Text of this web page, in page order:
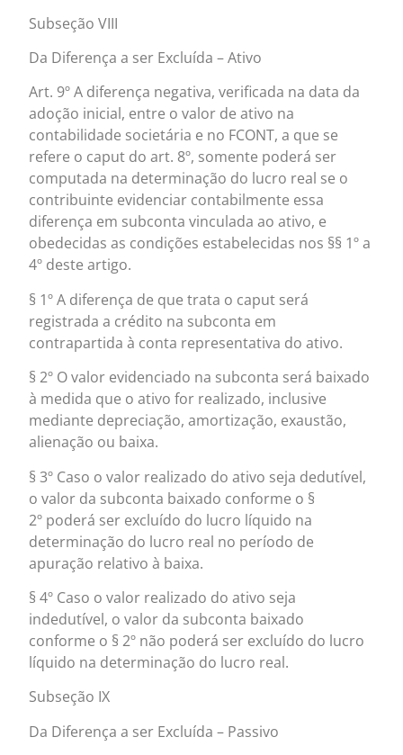
Subseção VIII
Da Diferença a ser Excluída – Ativo
Art. 9º A diferença negativa, verificada na data da
adoção inicial, entre o valor de ativo na
contabilidade societária e no FCONT, a que se
refere o caput do art. 8º, somente poderá ser
computada na determinação do lucro real se o
contribuinte evidenciar contabilmente essa
diferença em subconta vinculada ao ativo, e
obedecidas as condições estabelecidas nos §§ 1º a
4º deste artigo.
§ 1º A diferença de que trata o caput será
registrada a crédito na subconta em
contrapartida à conta representativa do ativo.
§ 2º O valor evidenciado na subconta será baixado
à medida que o ativo for realizado, inclusive
mediante depreciação, amortização, exaustão,
alienação ou baixa.
§ 3º Caso o valor realizado do ativo seja dedutível,
o valor da subconta baixado conforme o §
2º poderá ser excluído do lucro líquido na
determinação do lucro real no período de
apuração relativo à baixa.
§ 4º Caso o valor realizado do ativo seja
indedutível, o valor da subconta baixado
conforme o § 2º não poderá ser excluído do lucro
líquido na determinação do lucro real.
Subseção IX
Da Diferença a ser Excluída – Passivo